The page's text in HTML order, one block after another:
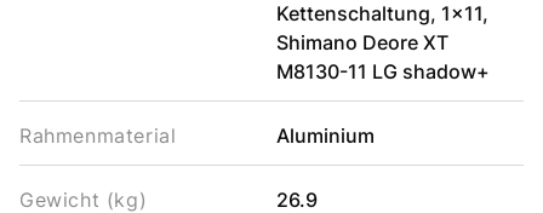
Kettenschaltung, 1x11,
Shimano Deore XT
M8130-11 LG shadow+
Rahmenmaterial Aluminium
Gewicht (kg) 26.9